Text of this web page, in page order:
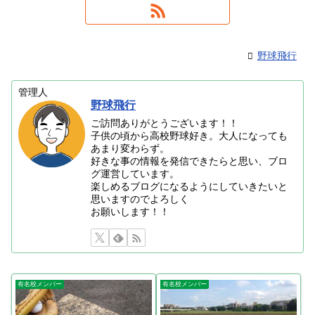
野球飛行
管理人
野球飛行
ご訪問ありがとうございます！！
子供の頃から高校野球好き。大人になっても
あまり変わらず。
好きな事の情報を発信できたらと思い、ブロ
グ運営しています。
楽しめるブログになるようにしていきたいと
思いますのでよろしく
お願いします！！
有名校メンバー 有名校メンバー